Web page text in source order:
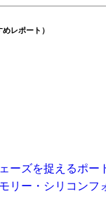
レポート）
ーズを捉えるポー
リー・シリコンフ